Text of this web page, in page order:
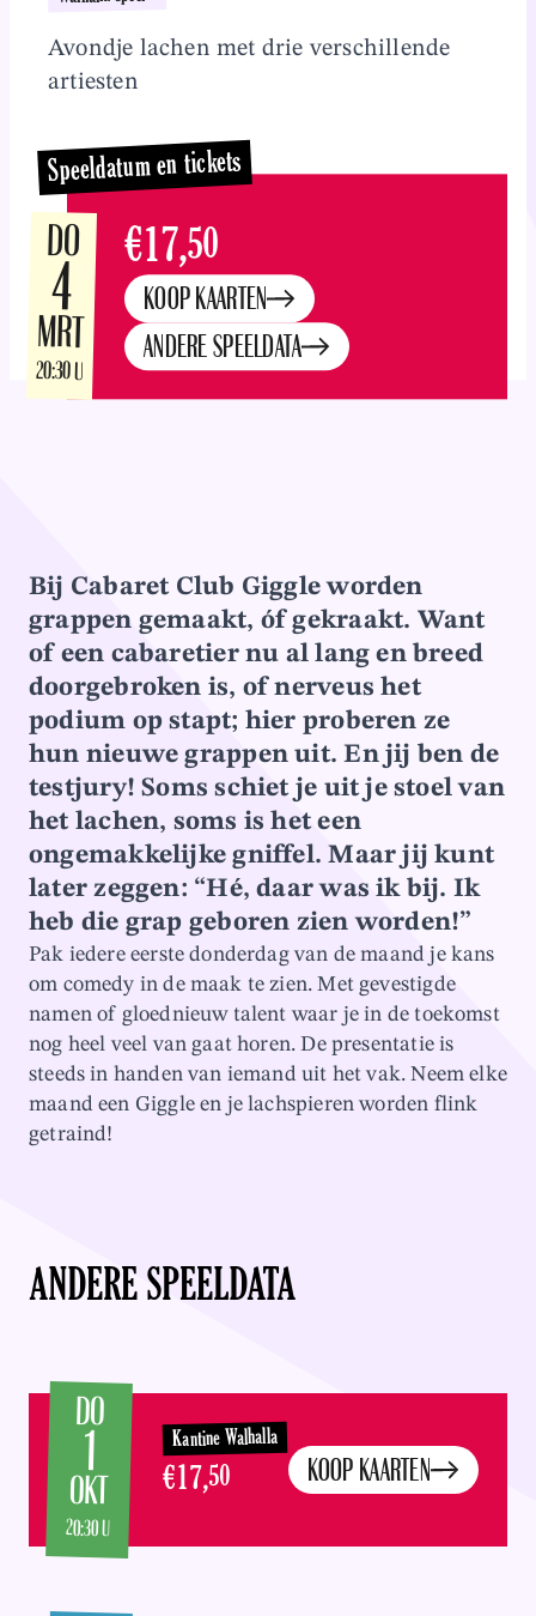
Overslaan en naar inhoud gaan
Avondje lachen met drie verschillende
artiesten
DO
4
MRT
20:30 U
Speeldatum en tickets
€17,50
KOOP KAARTEN
ANDERE SPEELDATA
Bij Cabaret Club Giggle worden
grappen gemaakt, óf gekraakt. Want
of een cabaretier nu al lang en breed
doorgebroken is, of nerveus het
podium op stapt; hier proberen ze
hun nieuwe grappen uit. En jij ben de
testjury! Soms schiet je uit je stoel van
het lachen, soms is het een
ongemakkelijke gniffel. Maar jij kunt
later zeggen: “Hé, daar was ik bij. Ik
heb die grap geboren zien worden!”
Pak iedere eerste donderdag van de maand je kans
om comedy in de maak te zien. Met gevestigde
namen of gloednieuw talent waar je in de toekomst
nog heel veel van gaat horen. De presentatie is
steeds in handen van iemand uit het vak. Neem elke
maand een Giggle en je lachspieren worden flink
getraind!
ANDERE SPEELDATA
DO
1
OKT
20:30 U
Kantine Walhalla
€17,50 KOOP KAARTEN